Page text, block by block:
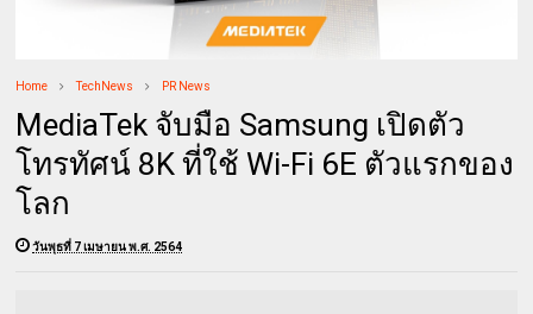
Home TechNews PR News
MediaTek จับมือ Samsung เปิดตัว
โทรทัศน์ 8K ที่ใช้ Wi-Fi 6E ตัวแรกของ
โลก
วันพุธที่ 7 เมษายน พ.ศ. 2564